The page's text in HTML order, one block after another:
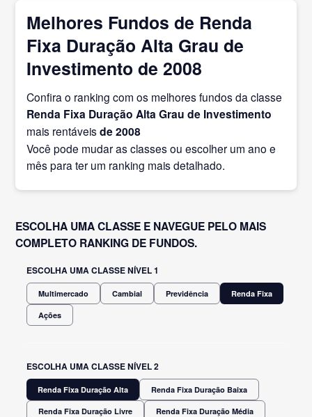
Melhores Fundos de Renda
Fixa Duração Alta Grau de
Investimento de 2008
Confira o ranking com os melhores fundos da classe
Renda Fixa Duração Alta Grau de Investimento
mais rentáveisde 2008
Você pode mudar as classes ou escolher um ano e
mês para ter um ranking mais detalhado.
ESCOLHA UMA CLASSE E NAVEGUE PELO MAIS
COMPLETO RANKING DE FUNDOS.
ESCOLHA UMA CLASSE NÍVEL 1
Multimercado Cambial Previdência Renda Fixa
Ações
ESCOLHA UMA CLASSE NÍVEL 2
Renda Fixa Duração Alta Renda Fixa Duração Baixa
Renda Fixa Duração Livre Renda Fixa Duração Média